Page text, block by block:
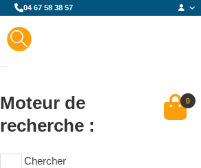
04 67 58 38 57
Moteur de
recherche :
Chercher
0